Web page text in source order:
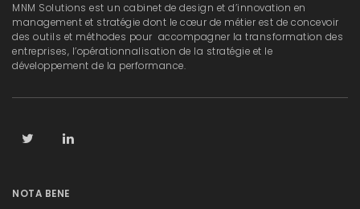
MNM Solutions est un cabinet de design et d’innovation en
management et stratégie dont le cœur de métier est de concevoir
des outils et méthodes pour accompagner la transformation des
entreprises, l’opérationnalisation de la stratégie et le
développement de la performance.
NOTA BENE